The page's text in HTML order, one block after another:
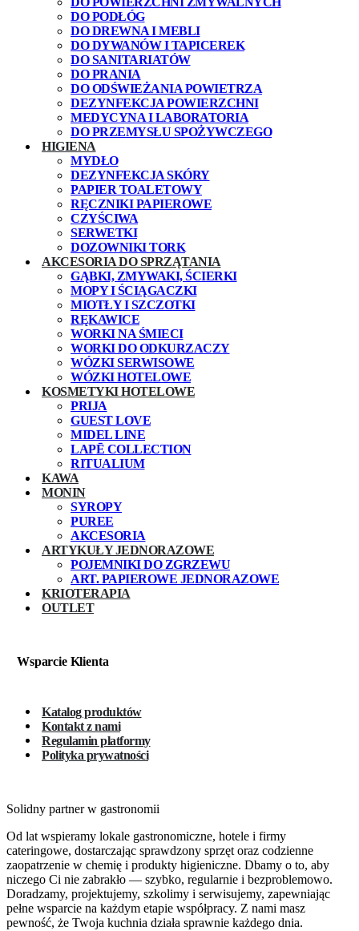
DO PODŁÓG
DO DREWNA I MEBLI
DO DYWANÓW I TAPICEREK
DO SANITARIATÓW
DO PRANIA
DO ODŚWIEŻANIA POWIETRZA
DEZYNFEKCJA POWIERZCHNI
MEDYCYNA I LABORATORIA
DO PRZEMYSŁU SPOŻYWCZEGO
HIGIENA
MYDŁO
DEZYNFEKCJA SKÓRY
PAPIER TOALETOWY
RĘCZNIKI PAPIEROWE
CZYŚCIWA
SERWETKI
DOZOWNIKI TORK
AKCESORIA DO SPRZĄTANIA
GĄBKI, ZMYWAKI, ŚCIERKI
MOPY I ŚCIĄGACZKI
MIOTŁY I SZCZOTKI
RĘKAWICE
WORKI NA ŚMIECI
WORKI DO ODKURZACZY
WÓZKI SERWISOWE
WÓZKI HOTELOWE
KOSMETYKI HOTELOWE
PRIJA
GUEST LOVE
MIDEL LINE
LAPĒ COLLECTION
RITUALIUM
KAWA
MONIN
SYROPY
PUREE
AKCESORIA
ARTYKUŁY JEDNORAZOWE
POJEMNIKI DO ZGRZEWU
ART. PAPIEROWE JEDNORAZOWE
KRIOTERAPIA
OUTLET
Wsparcie Klienta
Katalog produktów
Kontakt z nami
Regulamin platformy
Polityka prywatności
Solidny partner w gastronomii
Od lat wspieramy lokale gastronomiczne, hotele i firmy
cateringowe, dostarczając sprawdzony sprzęt oraz codzienne
zaopatrzenie w chemię i produkty higieniczne. Dbamy o to, aby
niczego Ci nie zabrakło — szybko, regularnie i bezproblemowo.
Doradzamy, projektujemy, szkolimy i serwisujemy, zapewniając
pełne wsparcie na każdym etapie współpracy. Z nami masz
pewność, że Twoja kuchnia działa sprawnie każdego dnia.